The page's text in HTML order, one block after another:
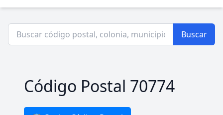
Buscar
Código Postal 70774